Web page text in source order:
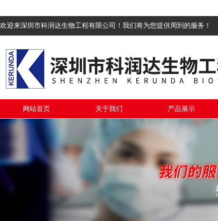
欢迎来深圳市科润达生物工程有限公司！我们将为您提供周到的服务！
网站首页 关于我们 产品展示